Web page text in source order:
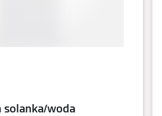
solanka/woda